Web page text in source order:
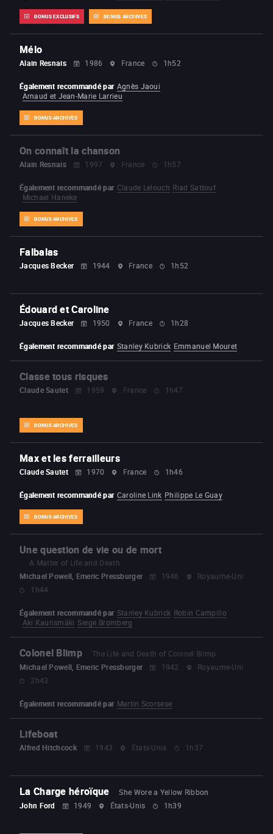
BONUS EXCLUSIFS BONUS ARCHIVES
Mélo
Alain Resnais 1986 France 1h52
BONUS ARCHIVES
Également recommandé par Agnès Jaoui
Arnaud et Jean-Marie Larrieu
On connaît la chanson
Alain Resnais 1997 France 1h57
BONUS ARCHIVES
Également recommandé par Claude Lelouch Riad Sattouf
Michael Haneke
Falbalas
Jacques Becker 1944 France 1h52
Édouard et Caroline
Jacques Becker 1950 France 1h28
Également recommandé par Stanley Kubrick Emmanuel Mouret
Classe tous risques
Claude Sautet 1959 France 1h47
BONUS ARCHIVES
Max et les ferrailleurs
Claude Sautet 1970 France 1h46
BONUS ARCHIVES
Également recommandé par Caroline Link Philippe Le Guay
Une question de vie ou de mort
A Matter of Life and Death
Michael Powell, Emeric Pressburger
1946
Royaume-Uni
1h44
Également recommandé par Stanley Kubrick Robin Campillo
Aki Kaurismäki Serge Bromberg
Colonel Blimp
The Life and Death of Colonel Blimp
Michael Powell, Emeric Pressburger
1942
Royaume-Uni
2h43
Également recommandé par Martin Scorsese
Lifeboat
Alfred Hitchcock 1943 États-Unis 1h37
La Charge héroïque
She Wore a Yellow Ribbon
John Ford
1949 États-Unis 1h39